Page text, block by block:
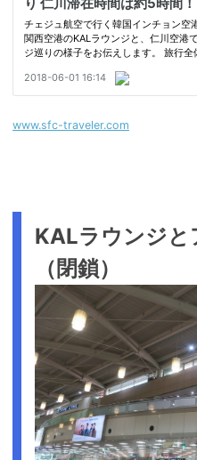
www.sfc-traveler.com
KALラウンジ
（閉鎖）